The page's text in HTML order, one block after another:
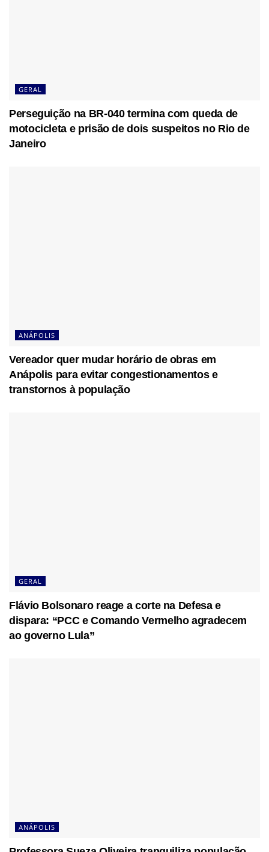
GERAL
Perseguição na BR-040 termina com queda de
motocicleta e prisão de dois suspeitos no Rio de
Janeiro
ANÁPOLIS
Vereador quer mudar horário de obras em
Anápolis para evitar congestionamentos e
transtornos à população
GERAL
Flávio Bolsonaro reage a corte na Defesa e
dispara: “PCC e Comando Vermelho agradecem
ao governo Lula”
ANÁPOLIS